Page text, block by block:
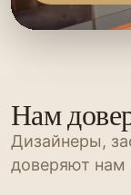
Нам
Дизайнеры,
доверяют нам